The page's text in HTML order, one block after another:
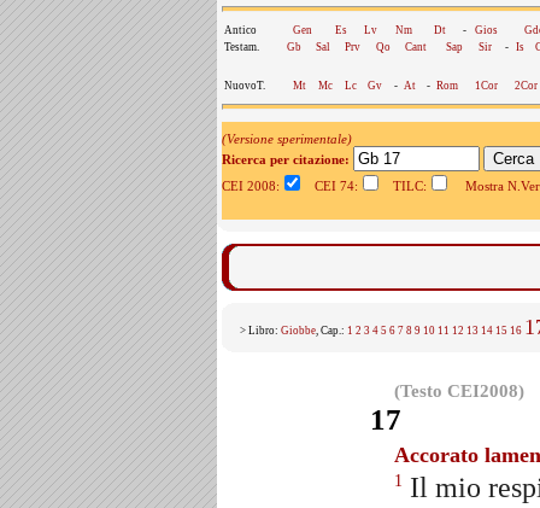
Antico Gen Es Lv Nm Dt - Gios
Testam.
Gb Sal Prv Qo Cant Sap Sir - Is
NuovoT. Mt Mc Lc Gv - At - Rom 1Cor 2Cor
(Versione sperimentale)
Ricerca per citazione:
CEI 2008:
CEI 74: TILC: Mostra
> Libro: Giobbe, Cap.: 1 2 3 4 5 6 7 8 9 10 11 12 13 14 15 16
(Testo CEI2008)
17
Accorato
1 Il mio